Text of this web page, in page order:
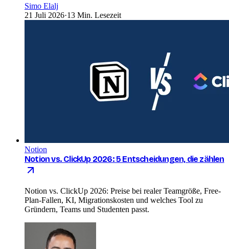
Simo Elalj
21 Juli 2026·13 Min. Lesezeit
Notion
Notion vs. ClickUp 2026: 5 Entscheidungen, die zählen
Notion vs. ClickUp 2026: Preise bei realer Teamgröße, Free-
Plan-Fallen, KI, Migrationskosten und welches Tool zu
Gründern, Teams und Studenten passt.